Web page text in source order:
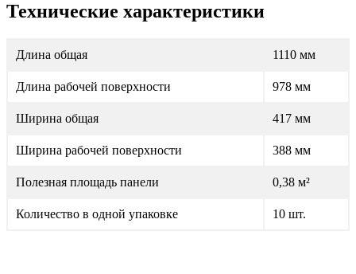
Технические характеристики
Длина общая 1110 мм
Длина рабочей поверхности 978 мм
Ширина общая 417 мм
Ширина рабочей поверхности 388 мм
Полезная площадь панели 0,38 м²
Количество в одной упаковке 10 шт.